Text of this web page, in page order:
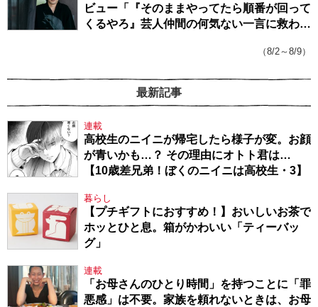
ビュー「『そのままやってたら順番が回って
くるやろ』芸人仲間の何気ない一言に救われ
（8/2～8/9）
最新記事
連載
高校生のニイニが帰宅したら様子が変。お顔
が青いかも…？ その理由にオトト君は…
【10歳差兄弟！ぼくのニイニは高校生・3】
暮らし
【プチギフトにおすすめ！】おいしいお茶で
ホッとひと息。箱がかわいい「ティーバッ
グ」
連載
「お母さんのひとり時間」を持つことに「罪
悪感」は不要。家族を頼れないときは、お母